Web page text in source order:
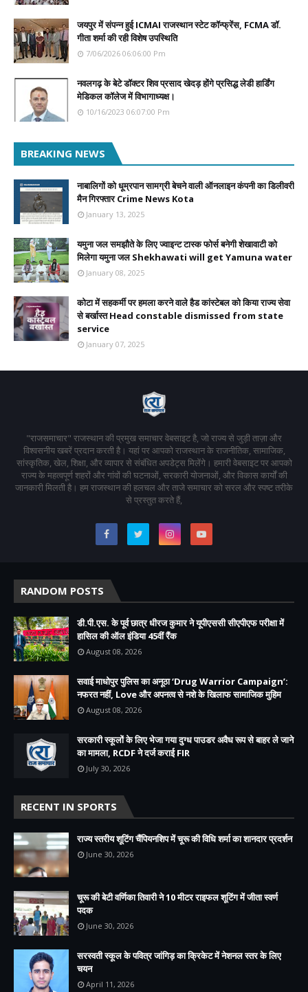
जयपुर में संपन्न हुई ICMAI राजस्थान स्टेट कॉन्फ्रेंस, FCMA डॉ.
गीता शर्मा की रही विशेष उपस्थिति
7/06/2026 06:06:00 Pm
नवलगढ़ के बेटे डॉक्टर शिव प्रसाद खेदड़ होंगे प्रसिद्ध लेडी हार्डिंग
मेडिकल कॉलेज में विभागाध्यक्ष।
10/16/2023 06:07:00 Pm
BREAKING NEWS
नाबालिगों को धूम्रपान सामग्री बेचने वाली ऑनलाइन कंपनी का डिलीवरी
मैन गिरफ्तार Crime News Kota
January 13, 2025
यमुना जल समझौते के लिए ज्वाइन्ट टास्क फोर्स बनेगी शेखावाटी को
मिलेगा यमुना जल Shekhawati will get Yamuna water
January 08, 2025
कोटा में सहकर्मी पर हमला करने वाले हैड कांस्टेबल को किया राज्य सेवा
से बर्खास्त Head constable dismissed from state
service
January 07, 2025
"राजसमाचार" राजस्थान की प्रमुख समाचार वेबसाइट है, जो राज्य से जुड़ी ताज़ा और
विश्वसनीय खबरें प्रदान करती है। यहां पर आपको राजस्थान के राजनीतिक, सामाजिक,
सांस्कृतिक, खेल, शिक्षा, और व्यापार से संबंधित अपडेट्स मिलेंगे। हमारी वेबसाइट पर आपको
राज्य के महत्वपूर्ण शहरों और गांवों की घटनाओं, सरकारी योजनाओं, और विकास कार्यों की
जानकारी मिलती है। हम राजस्थान की हलचल और ताजे समाचार को सरल और स्पष्ट तरीके
से प्रस्तुत करते हैं,
RANDOM POSTS
डी.पी.एस. के पूर्व छात्र धीरज कुमार ने यूपीएससी सीएपीएफ परीक्षा में
हासिल की ऑल इंडिया 45वीं रैंक
August 08, 2026
सवाई माधोपुर पुलिस का अनूठा ‘Drug Warrior Campaign’:
नफरत नहीं, Love और अपनत्व से नशे के खिलाफ सामाजिक मुहिम
August 08, 2026
सरकारी स्कूलों के लिए भेजा गया दुग्ध पाउडर अवैध रूप से बाहर ले जाने
का मामला, RCDF ने दर्ज कराई FIR
July 30, 2026
RECENT IN SPORTS
राज्य स्तरीय शूटिंग चैंपियनशिप में चूरू की विधि शर्मा का शानदार प्रदर्शन
June 30, 2026
चूरू की बेटी वर्णिका तिवारी ने 10 मीटर राइफल शूटिंग में जीता स्वर्ण
पदक
June 30, 2026
सरस्वती स्कूल के पवित्र जांगिड़ का क्रिकेट में नेशनल स्तर के लिए
चयन
April 11, 2026